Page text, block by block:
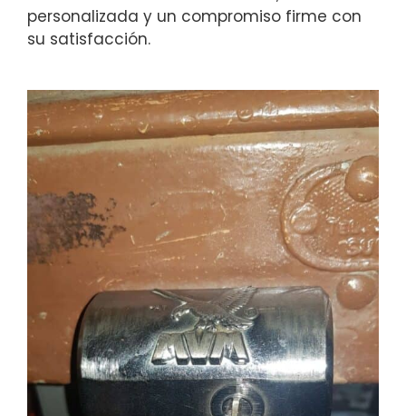
personalizada y un compromiso firme con
su satisfacción.